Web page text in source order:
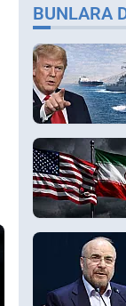
BUNLARA